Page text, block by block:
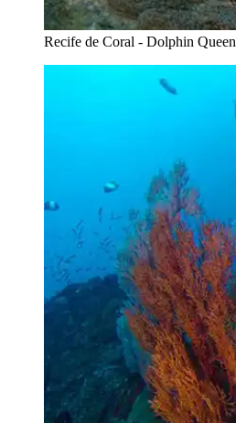
Recife de Coral - Dolphin Queen